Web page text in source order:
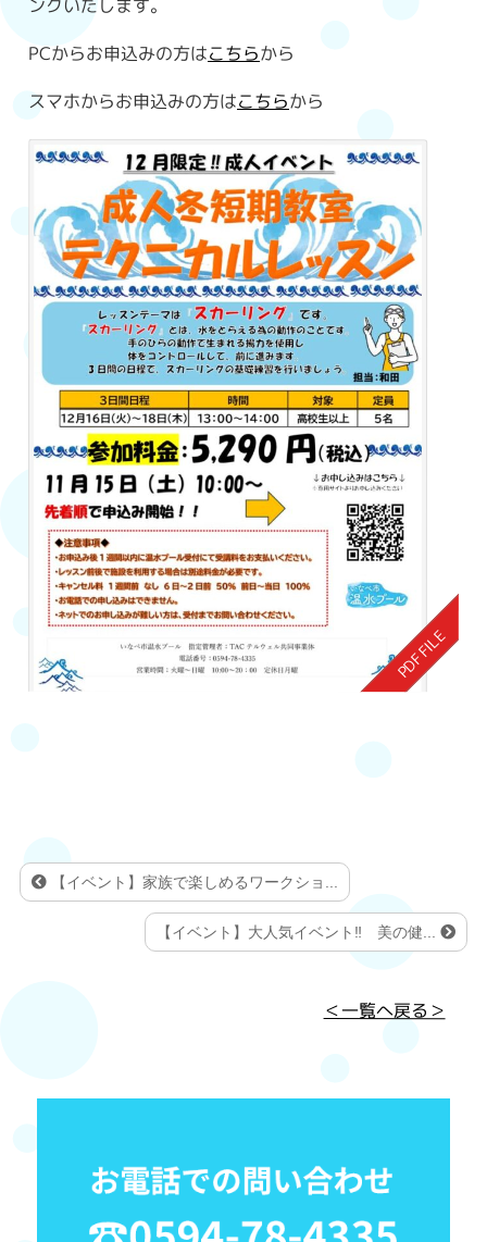
ンクいたします。
PCからお申込みの方はこちらから
スマホからお申込みの方はこちらから
【イベント】家族で楽しめるワークショ...
【イベント】大人気イベント‼ 美の健...
＜一覧へ戻る＞